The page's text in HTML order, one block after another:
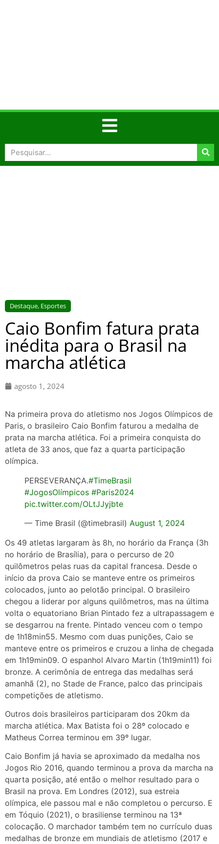
Destaque, Esportes
Caio Bonfim fatura prata
inédita para o Brasil na
marcha atlética
agosto 1, 2024
Na primeira prova do atletismo nos Jogos Olímpicos de
Paris, o brasileiro Caio Bonfim faturou a medalha de
prata na marcha atlética. Foi a primeira conquista do
atleta de 33 anos, que faz a quarta participação
olímpica.
PERSEVERANÇA.#TimeBrasil
#JogosOlímpicos #Paris2024
pic.twitter.com/OLtJJyjbte
— Time Brasil (@timebrasil) August 1, 2024
Os 49 atletas largaram às 8h, no horário da França (3h
no horário de Brasília), para o percurso de 20
quilômetros pelas ruas da capital francesa. Desde o
início da prova Caio se manteve entre os primeiros
colocados, junto ao pelotão principal. O brasileiro
chegou a liderar por alguns quilômetros, mas na última
volta o equatoriano Brian Pintado fez a ultrapassagem e
se desgarrou na frente. Pintado venceu com o tempo
de 1h18min55. Mesmo com duas punições, Caio se
manteve entre os primeiros e cruzou a linha de chegada
em 1h19min09. O espanhol Alvaro Martin (1h19min11) foi
bronze. A cerimônia de entrega das medalhas será
amanhã (2), no Stade de France, palco das principais
competições de atletismo.
Outros dois brasileiros participaram dos 20km da
marcha atlética. Max Batista foi o 28º colocado e
Matheus Correa terminou em 39º lugar.
Caio Bonfim já havia se aproximado da medalha nos
Jogos Rio 2016, quando terminou a prova da marcha na
quarta posição, até então o melhor resultado para o
Brasil na prova. Em Londres (2012), sua estreia
olímpica, ele passou mal e não completou o percurso. E
em Tóquio (2021), o brasiliense terminou na 13ª
colocação. O marchador também tem no currículo duas
medalhas de bronze em mundiais de atletismo (2017 e